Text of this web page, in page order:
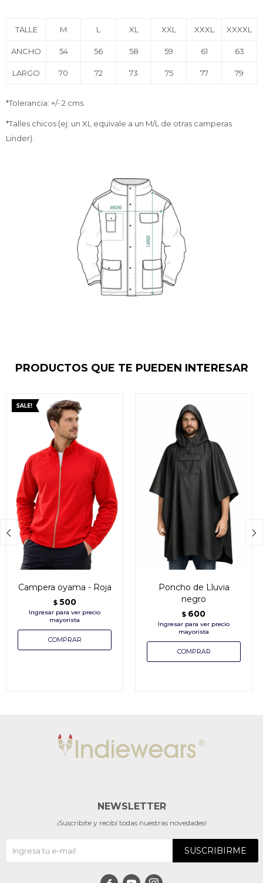
TALLE M L XL XXL XXXL XXXXL
ANCHO 54 56 58 59 61 63
LARGO 70 72 73 75 77 79
*Tolerancia: +/- 2 cms.
*Talles chicos (ej: un XL equivale a un M/L de otras camperas
Linder).
PRODUCTOS QUE TE PUEDEN INTERESAR
Campera oyama - Roja
$ 500
Poncho de Lluvia
negro
$ 600
 
NEWSLETTER
¡Suscribite y recibí todas nuestras novedades!
SUSCRIBIRME